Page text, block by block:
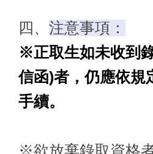
四、 注意事項：
※正取生如未收到
信函)者，仍應依規
手續。